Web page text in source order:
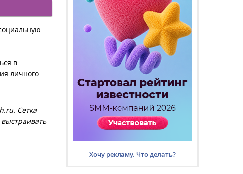
в
личного
Сетка
Хочу рекламу. Что делать?